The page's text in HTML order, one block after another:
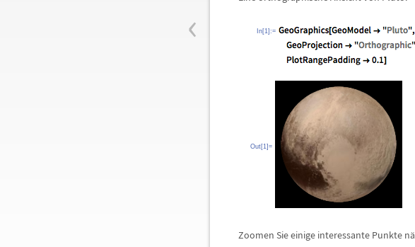
‹ In[1]:=
Out[1]=
Zoomen Sie einige interessante Punkte nä